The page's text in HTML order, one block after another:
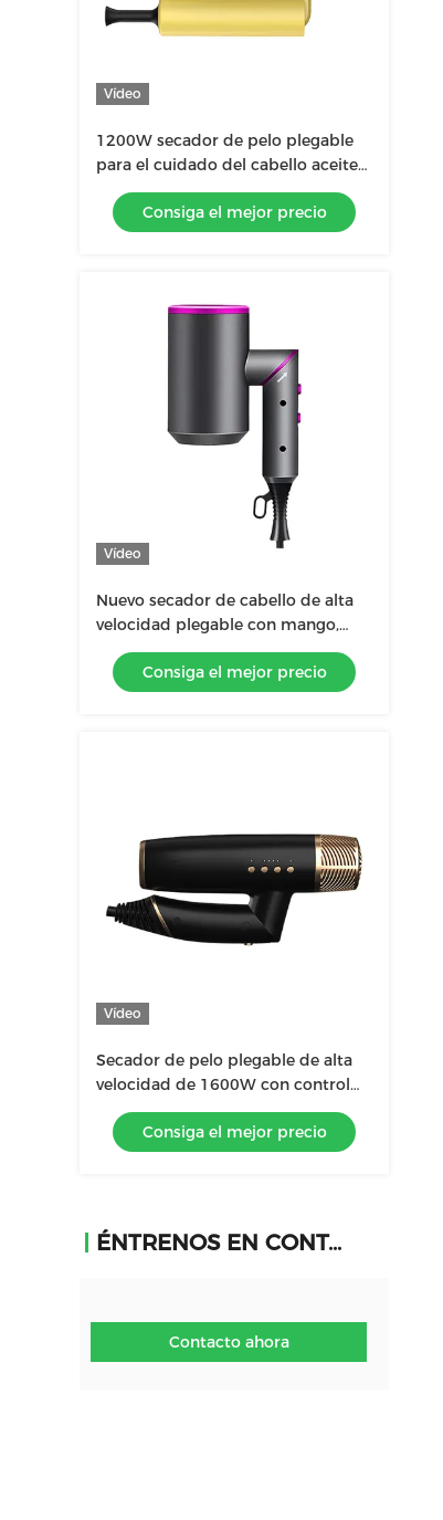
Vídeo
1200W secador de pelo plegable
para el cuidado del cabello aceite
esencial nueva tecnología con
tecnología de iones negativos
Consiga el mejor precio
Vídeo
Nuevo secador de cabello de alta
velocidad plegable con mango,
difusor de iones negativos,
soplador, secador de cabello para
equipos de salón.
Consiga el mejor precio
Vídeo
Secador de pelo plegable de alta
velocidad de 1600W con control
de temperatura inteligente NTC
Consiga el mejor precio
ÉNTRENOS EN CONTACTO CON
Contacto ahora